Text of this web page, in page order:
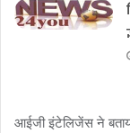
आईजी इंटेलिजेंस ने